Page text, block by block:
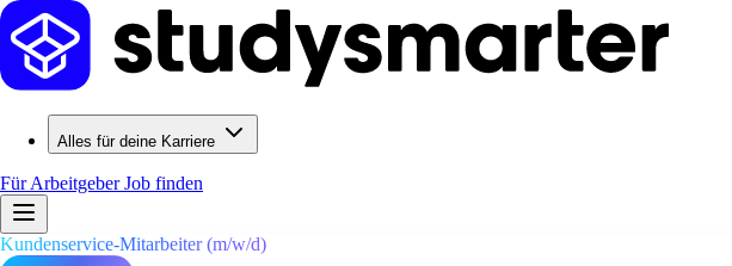
Alles für deine Karriere
Für ArbeitgeberJob finden
Kundenservice-Mitarbeiter (m/w/d)